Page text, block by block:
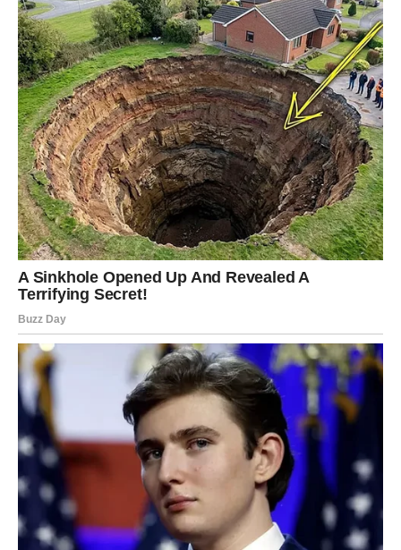
od jaja. Napravite glazuru tako što ćete sjediniti žumanca,
kašiku vode i prstohvat soli dok se dobro ne sjedini. Nanesite
glazuru na tijesto 10 minuta prije završetka pečenja. Ako
odaberete da koristite samo vodu, kora će imati svjetliju boju.
Odlučite li da potrebnu količinu mlijeka zamijenite jogurtom ili
kiselom pavlakom, posebno kada ga pržite na ulju, dobit ćete
vlažno i sočno tijesto. Ova specifična vrsta tijesta ne upija lako
prevelike količine masti.
Kada je u pitanju temperatura, ključno je izbjeći stavljanje
tijesta u izuzetno vruću pećnicu jer postoji mogućnost da se
sruši. Intenzivna toplota uzrokuje da mjehurići zraka izlaze iz
tijesta, a ako se to ne dogodi tokom pečenja, oni će se ispuhati
nakon vađenja iz rerne. Kada je hleb ispečen, preporučljivo je
suzdržati se da ga odmah vadite iz kalupa. Umjesto toga,
ostavite da se malo ohladi (ne potpuno, jer može postati
vlažan odozdo), a zatim ga umotajte u kuhinjsku krpu da kora
ne postane pretvrda.
Oglasi